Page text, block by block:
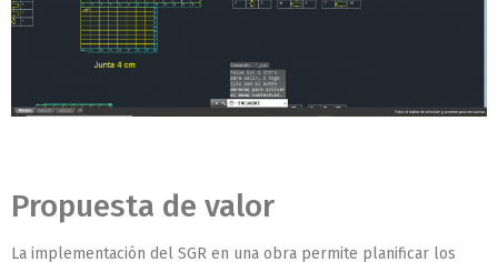
Propuesta de valor
La implementación del SGR en una obra permite planificar los